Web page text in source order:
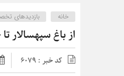
خانه بازدیدهای
از باغ سپهسالار
کد خبر : 6079